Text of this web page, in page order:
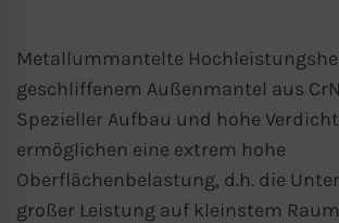
Metallummantelte
geschliffenem Außenmantel aus
Spezieller Aufbau und hohe
ermöglichen eine extrem hohe
Oberflächenbelastung, d.h. die
großer Leistung auf kleinstem